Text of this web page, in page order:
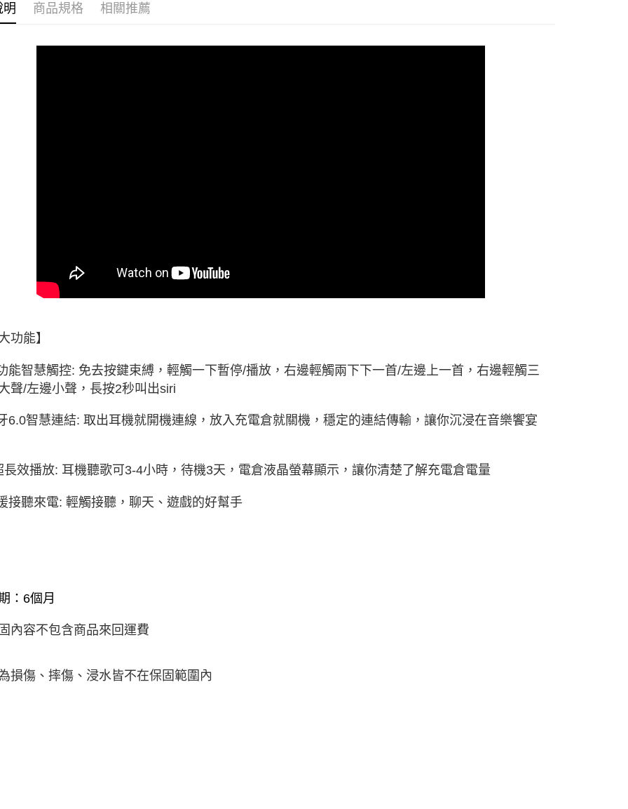
明 商品規格 相關推薦
功能】
能智慧觸控: 免去按鍵束縛，輕觸一下暫停/播放，右邊輕觸兩下下一首/左邊上一首，右邊輕觸三
聲/左邊小聲，長按2秒叫出siri
6.0智慧連結: 取出耳機就開機連線，放入充電倉就關機，穩定的連結傳輸，讓你沉浸在音樂饗宴
長效播放: 耳機聽歌可3-4小時，待機3天，電倉液晶螢幕顯示，讓你清楚了解充電倉電量
接聽來電: 輕觸接聽，聊天、遊戲的好幫手
：6個月
內容不包含商品來回運費
損傷、摔傷、浸水皆不在保固範圍內